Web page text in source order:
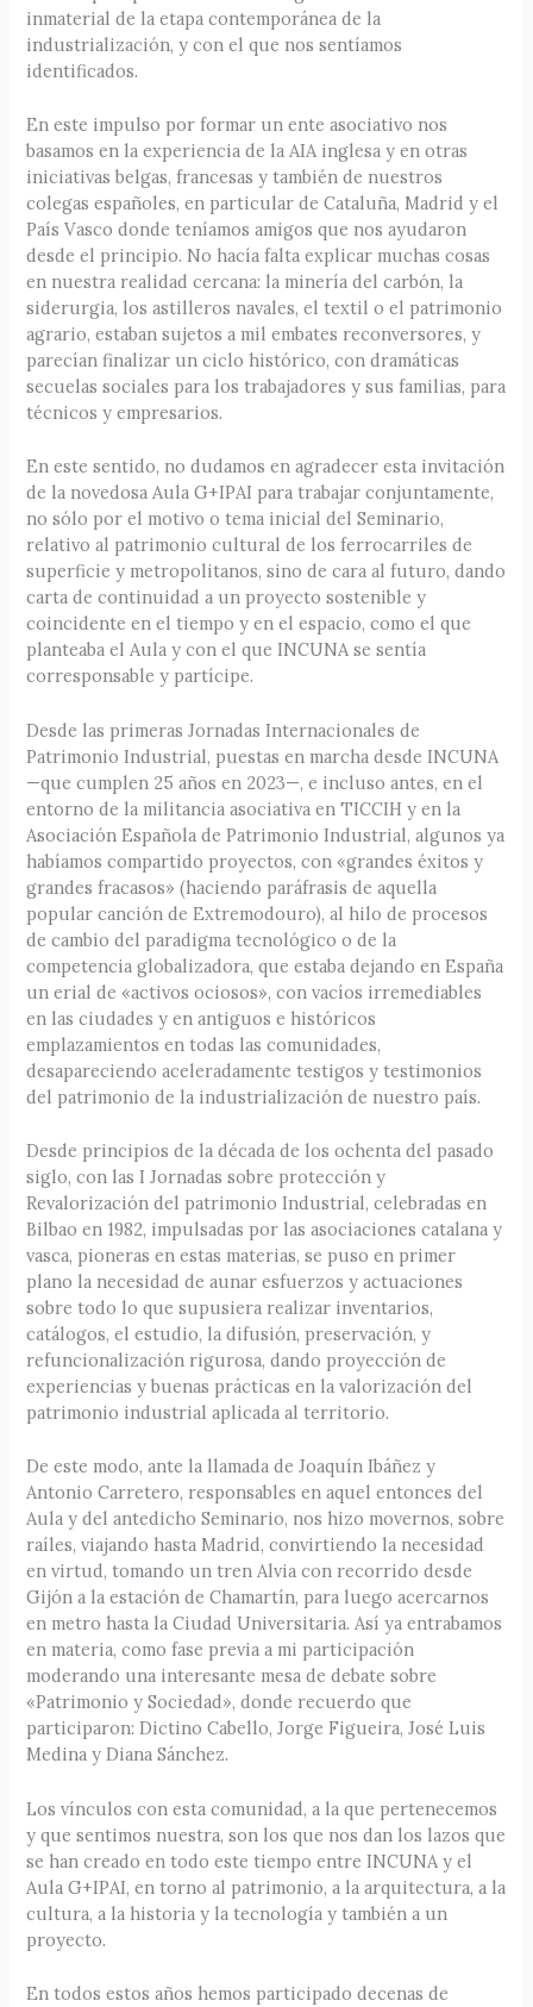
inmaterial de la etapa contemporánea de la
industrialización, y con el que nos sentíamos
identificados.
En este impulso por formar un ente asociativo nos
basamos en la experiencia de la AIA inglesa y en otras
iniciativas belgas, francesas y también de nuestros
colegas españoles, en particular de Cataluña, Madrid y el
País Vasco donde teníamos amigos que nos ayudaron
desde el principio. No hacía falta explicar muchas cosas
en nuestra realidad cercana: la minería del carbón, la
siderurgia, los astilleros navales, el textil o el patrimonio
agrario, estaban sujetos a mil embates reconversores, y
parecían finalizar un ciclo histórico, con dramáticas
secuelas sociales para los trabajadores y sus familias, para
técnicos y empresarios.
En este sentido, no dudamos en agradecer esta invitación
de la novedosa Aula G+IPAI para trabajar conjuntamente,
no sólo por el motivo o tema inicial del Seminario,
relativo al patrimonio cultural de los ferrocarriles de
superficie y metropolitanos, sino de cara al futuro, dando
carta de continuidad a un proyecto sostenible y
coincidente en el tiempo y en el espacio, como el que
planteaba el Aula y con el que INCUNA se sentía
corresponsable y partícipe.
Desde las primeras Jornadas Internacionales de
Patrimonio Industrial, puestas en marcha desde INCUNA
—que cumplen 25 años en 2023—, e incluso antes, en el
entorno de la militancia asociativa en TICCIH y en la
Asociación Española de Patrimonio Industrial, algunos ya
habíamos compartido proyectos, con «grandes éxitos y
grandes fracasos» (haciendo paráfrasis de aquella
popular canción de Extremodouro), al hilo de procesos
de cambio del paradigma tecnológico o de la
competencia globalizadora, que estaba dejando en España
un erial de «activos ociosos», con vacíos irremediables
en las ciudades y en antiguos e históricos
emplazamientos en todas las comunidades,
desapareciendo aceleradamente testigos y testimonios
del patrimonio de la industrialización de nuestro país.
Desde principios de la década de los ochenta del pasado
siglo, con las I Jornadas sobre protección y
Revalorización del patrimonio Industrial, celebradas en
Bilbao en 1982, impulsadas por las asociaciones catalana y
vasca, pioneras en estas materias, se puso en primer
plano la necesidad de aunar esfuerzos y actuaciones
sobre todo lo que supusiera realizar inventarios,
catálogos, el estudio, la difusión, preservación, y
refuncionalización rigurosa, dando proyección de
experiencias y buenas prácticas en la valorización del
patrimonio industrial aplicada al territorio.
De este modo, ante la llamada de Joaquín Ibáñez y
Antonio Carretero, responsables en aquel entonces del
Aula y del antedicho Seminario, nos hizo movernos, sobre
raíles, viajando hasta Madrid, convirtiendo la necesidad
en virtud, tomando un tren Alvia con recorrido desde
Gijón a la estación de Chamartín, para luego acercarnos
en metro hasta la Ciudad Universitaria. Así ya entrabamos
en materia, como fase previa a mi participación
moderando una interesante mesa de debate sobre
«Patrimonio y Sociedad», donde recuerdo que
participaron: Dictino Cabello, Jorge Figueira, José Luis
Medina y Diana Sánchez.
Los vínculos con esta comunidad, a la que pertenecemos
y que sentimos nuestra, son los que nos dan los lazos que
se han creado en todo este tiempo entre INCUNA y el
Aula G+IPAI, en torno al patrimonio, a la arquitectura, a la
cultura, a la historia y la tecnología y también a un
proyecto.
En todos estos años hemos participado decenas de